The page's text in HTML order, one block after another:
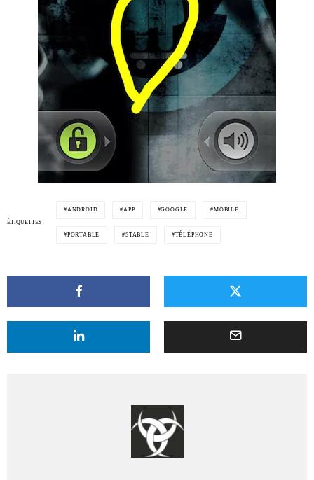
ÉTIQUETTES
ANDROID APP GOOGLE MOBILE
PORTABLE STABLE TÉLÉPHONE